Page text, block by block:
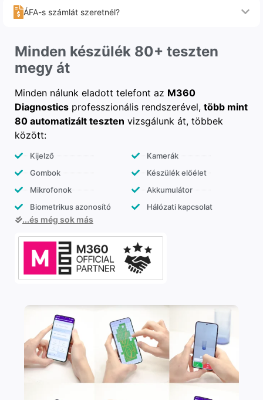
ÁFA-s számlát szeretnél?
Minden készülék 80+ teszten
megy át
Minden nálunk eladott telefont az M360
Diagnostics professzionális rendszerével, több mint
80 automatizált teszten vizsgálunk át, többek
között:
Kijelző
Gombok
Mikrofonok
Biometrikus azonosító
Kamerák
Készülék előélet
Akkumulátor
Hálózati kapcsolat
...és még sok más